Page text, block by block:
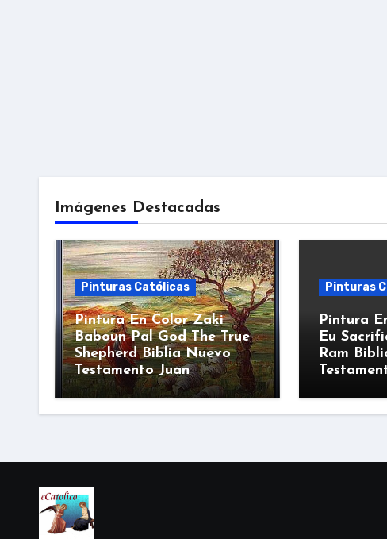
Imágenes Destacadas
Pinturas Católicas
Pintura En Color Zaki
Baboun Pal God The True
Shepherd Biblia Nuevo
Testamento Juan
Pinturas
Pintura
Eu
Ram